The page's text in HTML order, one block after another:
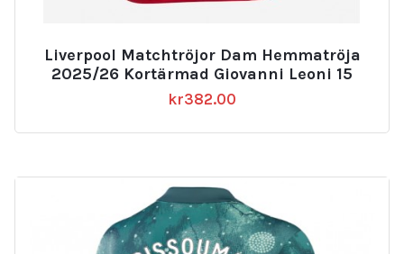
Liverpool Matchtröjor Dam Hemmatröja
2025/26 Kortärmad Giovanni Leoni 15
kr382.00